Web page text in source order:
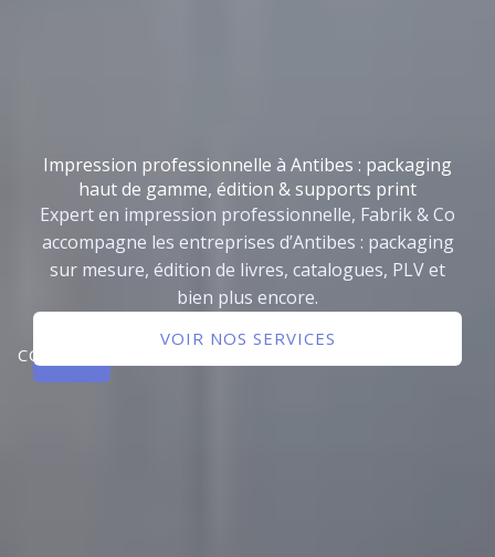
Impression professionnelle à Antibes : packaging
haut de gamme, édition & supports print
Expert en impression professionnelle, Fabrik & Co
accompagne les entreprises d’Antibes : packaging
sur mesure, édition de livres, catalogues, PLV et
bien plus encore.
CONTACTER
VOIR NOS SERVICES